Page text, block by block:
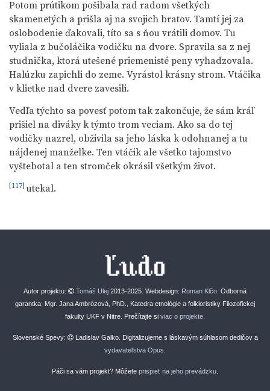
Potom prútikom pošibala rad radom všetkých
skamenetých a prišla aj na svojich bratov. Tamtí jej za
oslobodenie ďakovali, títo sa s ňou vrátili domov. Tu
vyliala z bučoláčika vodičku na dvore. Spravila sa z nej
studnička, ktorá utešené priemenisté peny vyhadzovala.
Halúzku zapichli do zeme. Vyrástol krásny strom. Vtáčika
v klietke nad dvere zavesili.
Vedľa týchto sa povesť potom tak zakončuje, že sám kráľ
prišiel na diváky k týmto trom veciam. Ako sa do tej
vodičky nazrel, obživila sa jeho láska k odohnanej a tu
nájdenej manželke. Ten vtáčik ale všetko tajomstvo
vyštebotal a ten stromček okrásil všetkým život.
[117] utekal.
Autor projektu: Tomáš Ulej 2013-2025. Webdesign: Roman Klčo . Odborná
garantka: Mgr. Jana Ambrózová, PhD., Katedra etnológie a folkloristiky Filozofickej
fakulty UKF v Nitre. Prečítajte si viac o projekte
Slovenské Spevy:
Ladislav Galko. Digitalizujeme s láskavým súhlasom dedičov a
vydavateľstva Opus
Páči sa vám projekt? Môžete prispieť na jeho prevádzku